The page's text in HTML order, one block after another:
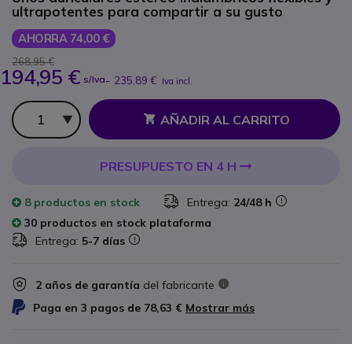
ultrapotentes para compartir a su gusto
AHORRA 74,00 €
268,95 €
194,95 € s/Iva- 235,89 € Iva incl.
Cantidad
AÑADIR AL CARRITO
PRESUPUESTO EN 4 H
8 productos en stock Entrega: 24/48 h
30 productos en stock plataforma
Entrega: 5-7 días
2 años de garantía del fabricante
Paga en 3 pagos de 78,63 € Mostrar más